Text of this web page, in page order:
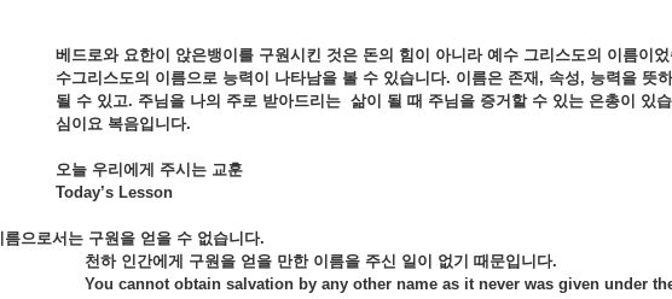
베드로와 요한이 앉은뱅이를 구원시킨 것은 돈의 힘이 아니라 예수 그리스도의 이름이
수그리스도의 이름으로 능력이 나타남을 볼 수 있습니다. 이름은 존재, 속성, 능력을 뜻
될 수 있고. 주님을 나의 주로 받아드리는 삶이 될 때 주님을 증거할 수 있는 은총이 있
심이요 복음입니다.
오늘 우리에게 주시는 교훈
Today’s Lesson
름으로서는 구원을 얻을 수 없습니다.
천하 인간에게 구원을 얻을 만한 이름을 주신 일이 없기 때문입니다.
You cannot obtain salvation by any other name as it never was given under